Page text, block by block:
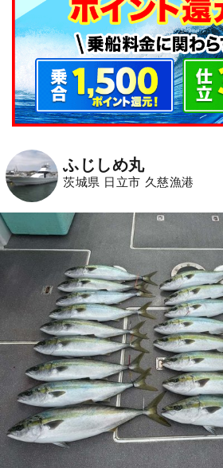
ふじしめ丸
茨城県 日立市 久慈漁港